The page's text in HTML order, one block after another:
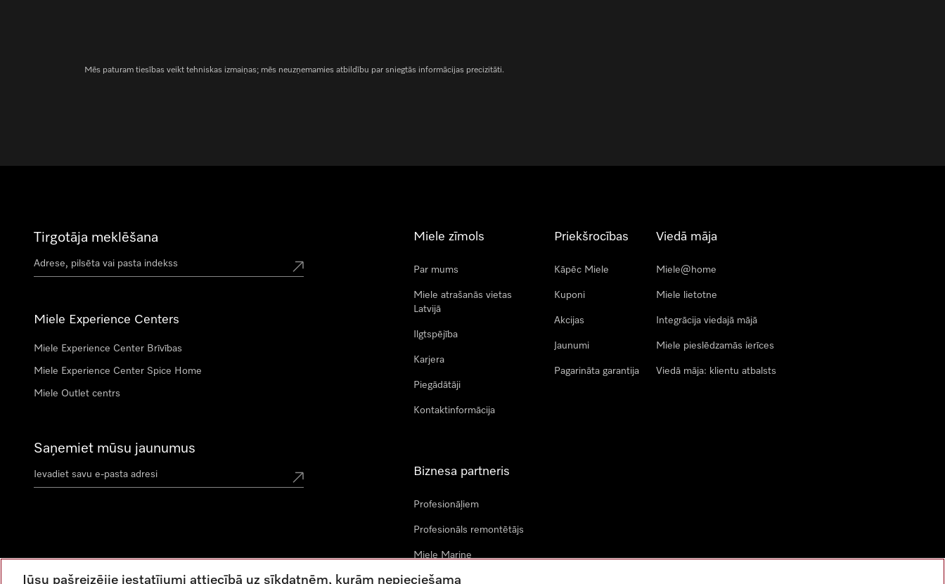
Mēs paturam tiesības veikt tehniskas izmaiņas; mēs neuzņemamies atbildību par sniegtās informācijas precizitāti.
Tirgotāja meklēšana
Miele Experience Centers
Miele Experience Center Brīvības
Miele Experience Center Spice Home
Miele Outlet centrs
Saņemiet mūsu jaunumus
Miele zīmols
Par mums
Miele atrašanās vietas
Latvijā
Ilgtspējība
Karjera
Piegādātāji
Kontaktinformācija
Priekšrocības
Kāpēc Miele
Kuponi
Akcijas
Jaunumi
Pagarināta garantija
Viedā māja
Miele@home
Miele lietotne
Integrācija viedajā mājā
Miele pieslēdzamās ierīces
Viedā māja: klientu atbalsts
Biznesa partneris
Profesionāļiem
Profesionāls remontētājs
Miele Marine
Arhitekti & izstrādātāji
Jūsu pašreizējie iestatījumi attiecībā uz sīkdatnēm, kurām nepieciešama